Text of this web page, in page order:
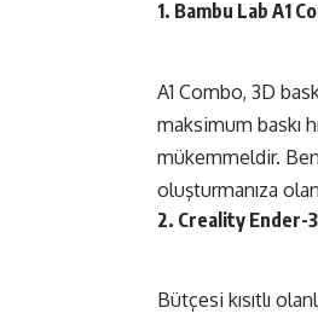
1. Bambu Lab A1
A1 Combo, 3D
maksimum baskı
mükemmeldir.
oluşturmanıza
2. Creality Ender-3
Bütçesi kısıtlı